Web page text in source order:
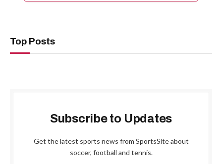
Top Posts
Subscribe to Updates
Get the latest sports news from SportsSite about
soccer, football and tennis.